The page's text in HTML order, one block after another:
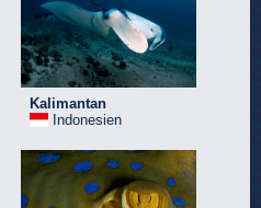
Kalimantan
Indonesien